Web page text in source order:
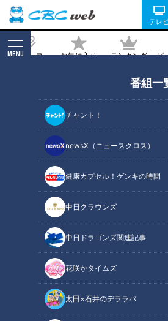
テレ
ニュース お気に入り ランキング ピ
MENU
番組一
チャント！
newsX（ニュースクロス）
健康カプセル！ゲンキの時間
中日クラウンズ
中日ドラゴンズ関連記事
花咲かタイムズ
太田×石井のデララバ
もは小学生に「隠れなきゃ
なのか」若いシングルマ
かった壁
2024/04/08 21:00